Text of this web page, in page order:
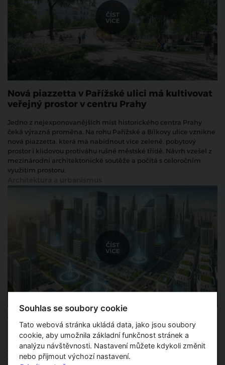
Nová piazzetta v Pařížské ulici má kultivovat
veřejný prostor v centru Prahy
Jedno z nejexponovanějších míst historického centra Prahy
čeká výrazná proměna. Na rohu Pařížské a Bílkovy ulice vznikne
nová piazzetta, která má nabídnout více zeleně, pobytový
prostor i klidovou protiváhu rušné městské třídě. Návrh vzešel z
mezinárodní architektonické soutěže a počítá s celoročním
využitím prostoru.
Vliv umělé inteligence a digitalizace na
návrh budov
Architektura prochází revolucí. Umělá inteligence (AI) a
digitalizace zásadně mění proces návrhu budov, čímž otevírají
Souhlas se soubory cookie
Tato webová stránka ukládá data, jako jsou soubory
cookie, aby umožnila základní funkčnost stránek a
analýzu návštěvnosti. Nastavení můžete kdykoli změnit
nebo přijmout výchozí nastavení.